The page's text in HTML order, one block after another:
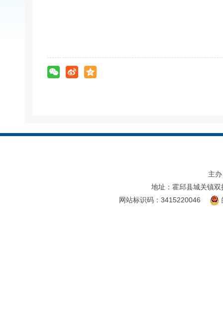
主
地址：霍邱县城关镇双
网站标识码：3415220046